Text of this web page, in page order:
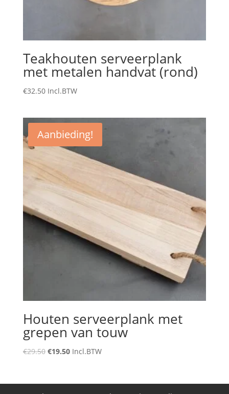
Teakhouten serveerplank
met metalen handvat (rond)
€32.50 Incl.BTW
Aanbieding!
Houten serveerplank met
grepen van touw
€29.50 Oorspronkelijke
€29.50.
€19.50Huidige
€19.50.
Incl.BTW